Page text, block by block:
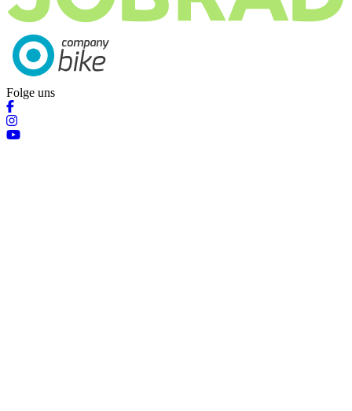
Folge uns